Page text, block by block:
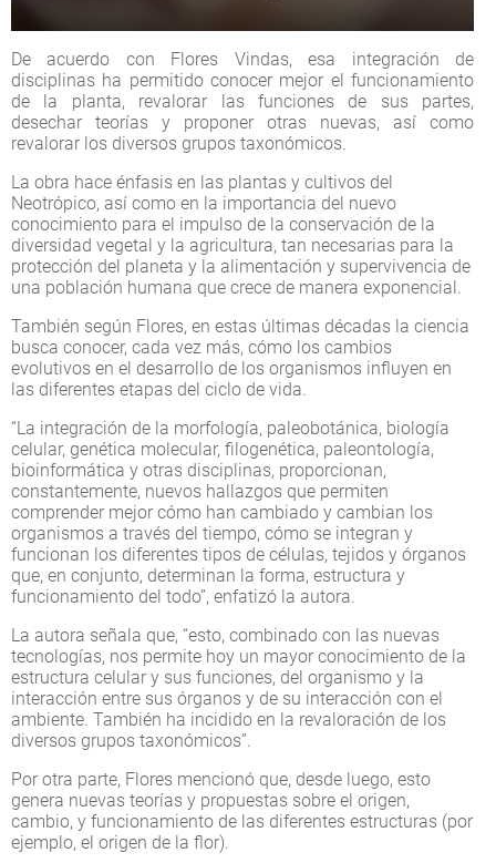
De acuerdo con Flores Vindas, esa integración de
disciplinas ha permitido conocer mejor el funcionamiento
de la planta, revalorar las funciones de sus partes,
desechar teorías y proponer otras nuevas, así como
revalorar los diversos grupos taxonómicos.
La obra hace énfasis en las plantas y cultivos del
Neotrópico, así como en la importancia del nuevo
conocimiento para el impulso de la conservación de la
diversidad vegetal y la agricultura, tan necesarias para la
protección del planeta y la alimentación y supervivencia de
una población humana que crece de manera exponencial.
También según Flores, en estas últimas décadas la ciencia
busca conocer, cada vez más, cómo los cambios
evolutivos en el desarrollo de los organismos influyen en
las diferentes etapas del ciclo de vida.
“La integración de la morfología, paleobotánica, biología
celular, genética molecular, filogenética, paleontología,
bioinformática y otras disciplinas, proporcionan,
constantemente, nuevos hallazgos que permiten
comprender mejor cómo han cambiado y cambian los
organismos a través del tiempo, cómo se integran y
funcionan los diferentes tipos de células, tejidos y órganos
que, en conjunto, determinan la forma, estructura y
funcionamiento del todo”, enfatizó la autora.
La autora señala que, “esto, combinado con las nuevas
tecnologías, nos permite hoy un mayor conocimiento de la
estructura celular y sus funciones, del organismo y la
interacción entre sus órganos y de su interacción con el
ambiente. También ha incidido en la revaloración de los
diversos grupos taxonómicos”.
Por otra parte, Flores mencionó que, desde luego, esto
genera nuevas teorías y propuestas sobre el origen,
cambio, y funcionamiento de las diferentes estructuras (por
ejemplo, el origen de la flor).